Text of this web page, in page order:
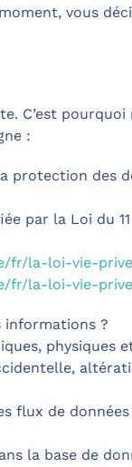
vous
C’est
:
protection des
par la Loi du
fr/la-loi-vie-
fr/la-loi-vie-
informations ?
flux de
la base de